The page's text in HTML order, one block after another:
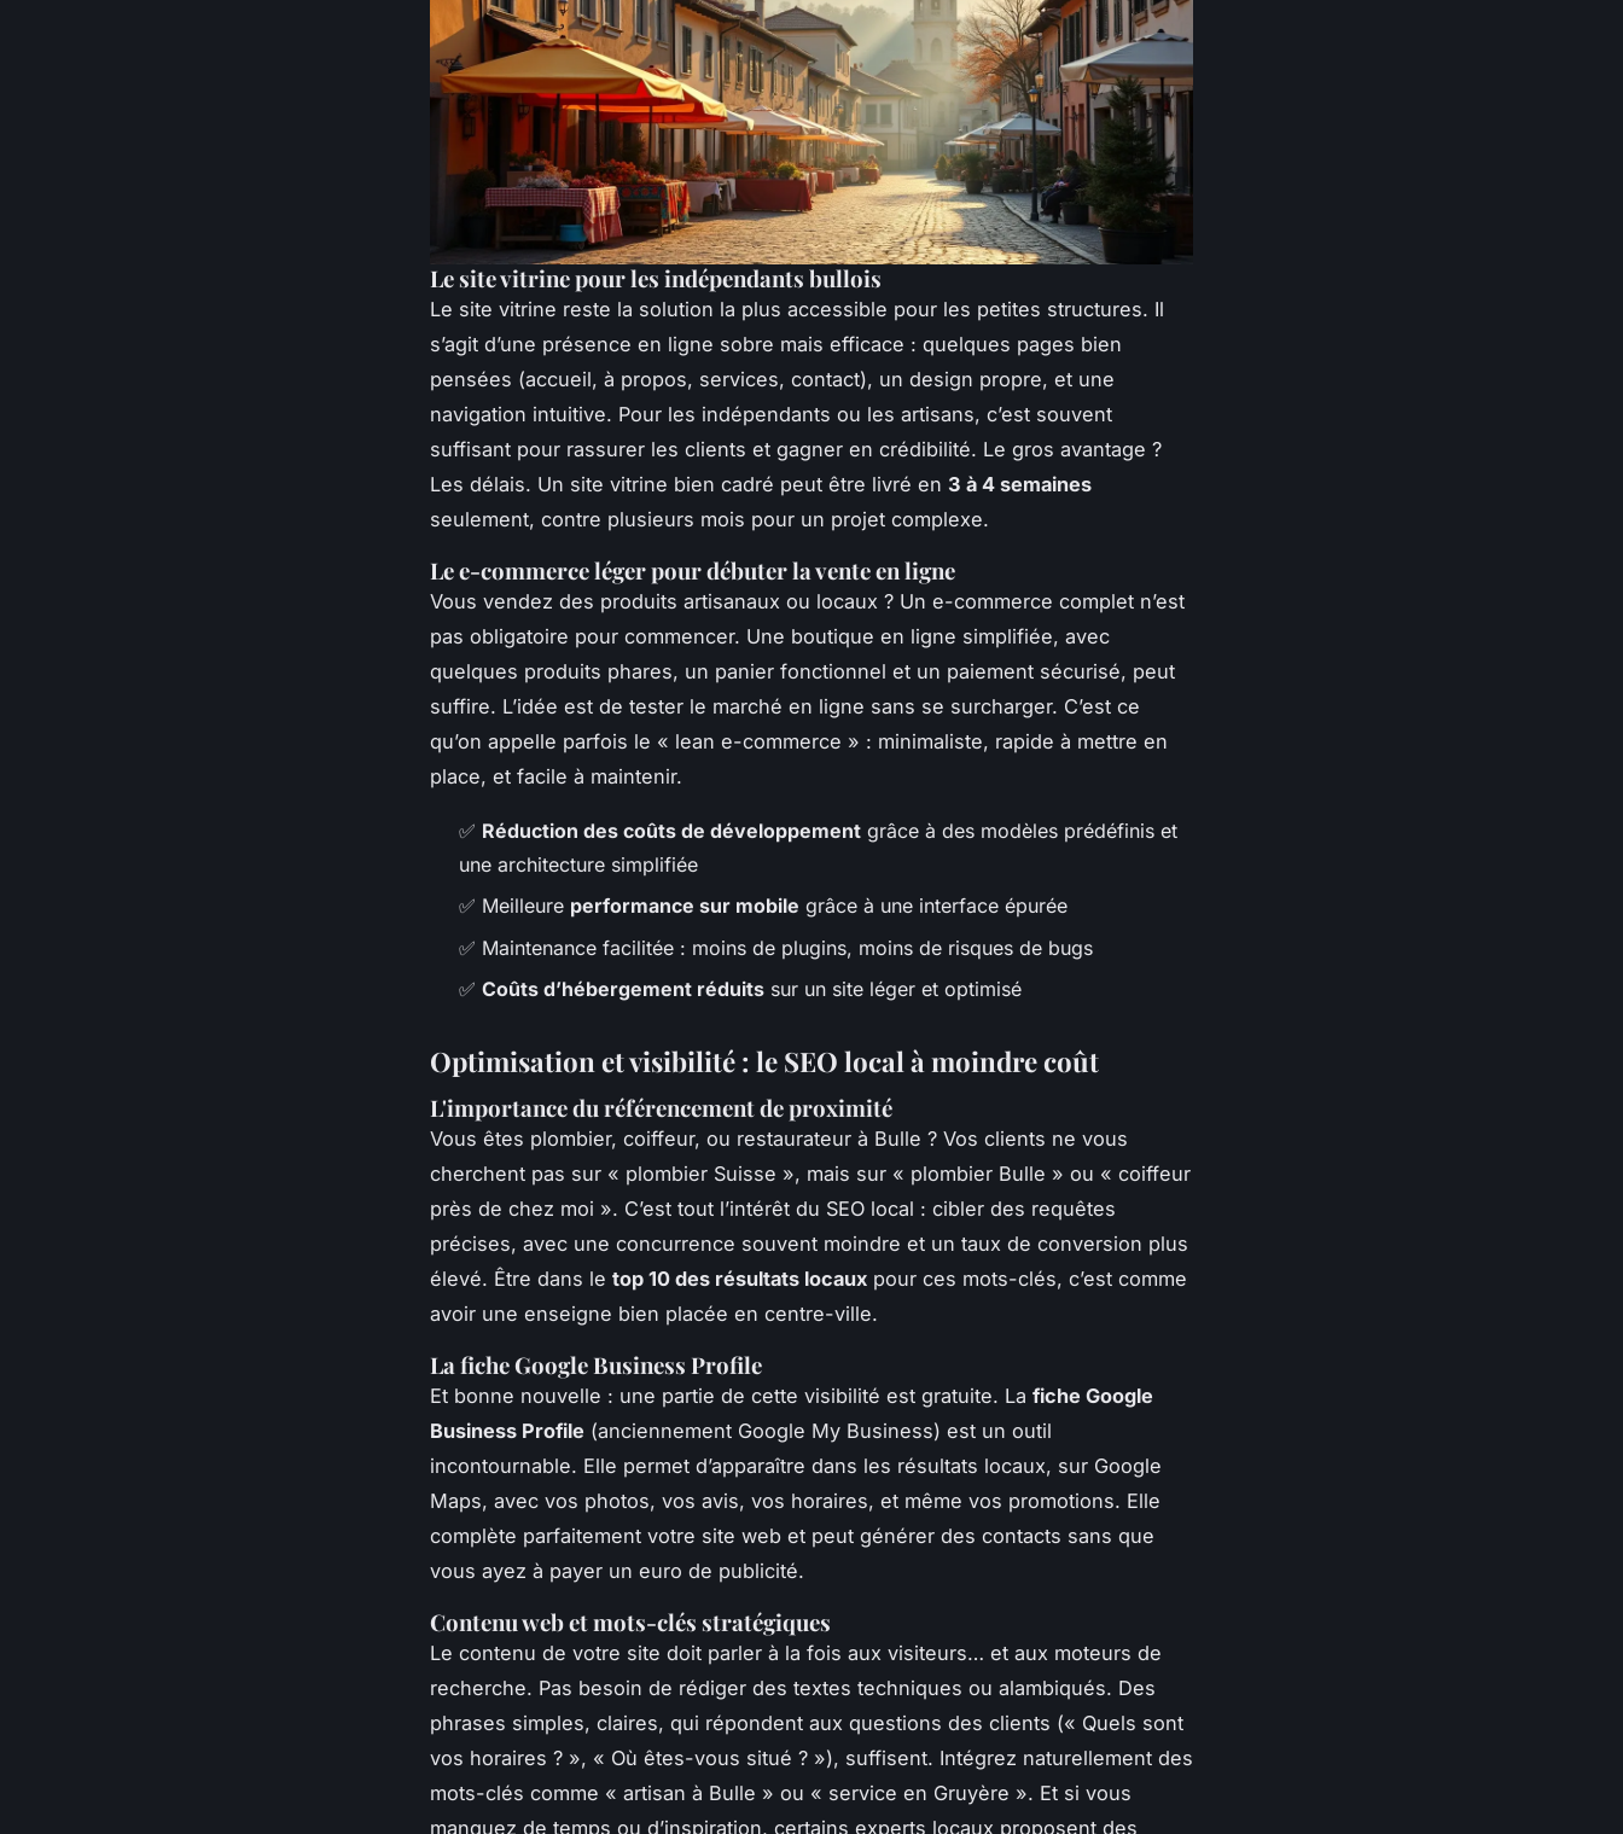
Le site vitrine pour les indépendants bullois
Le site vitrine reste la solution la plus accessible pour les petites structures. Il
s’agit d’une présence en ligne sobre mais efficace : quelques pages bien
pensées (accueil, à propos, services, contact), un design propre, et une
navigation intuitive. Pour les indépendants ou les artisans, c’est souvent
suffisant pour rassurer les clients et gagner en crédibilité. Le gros avantage ?
Les délais. Un site vitrine bien cadré peut être livré en 3 à 4 semaines
seulement, contre plusieurs mois pour un projet complexe.
Le e-commerce léger pour débuter la vente en ligne
Vous vendez des produits artisanaux ou locaux ? Un e-commerce complet n’est
pas obligatoire pour commencer. Une boutique en ligne simplifiée, avec
quelques produits phares, un panier fonctionnel et un paiement sécurisé, peut
suffire. L’idée est de tester le marché en ligne sans se surcharger. C’est ce
qu’on appelle parfois le « lean e-commerce » : minimaliste, rapide à mettre en
place, et facile à maintenir.
✅ Réduction des coûts de développement grâce à des modèles prédéfinis et
une architecture simplifiée
✅ Meilleure performance sur mobile grâce à une interface épurée
✅ Maintenance facilitée : moins de plugins, moins de risques de bugs
✅ Coûts d’hébergement réduits sur un site léger et optimisé
Optimisation et visibilité : le SEO local à moindre coût
L'importance du référencement de proximité
Vous êtes plombier, coiffeur, ou restaurateur à Bulle ? Vos clients ne vous
cherchent pas sur « plombier Suisse », mais sur « plombier Bulle » ou « coiffeur
près de chez moi ». C’est tout l’intérêt du SEO local : cibler des requêtes
précises, avec une concurrence souvent moindre et un taux de conversion plus
élevé. Être dans le top 10 des résultats locaux pour ces mots-clés, c’est comme
avoir une enseigne bien placée en centre-ville.
La fiche Google Business Profile
Et bonne nouvelle : une partie de cette visibilité est gratuite. La fiche Google
Business Profile (anciennement Google My Business) est un outil
incontournable. Elle permet d’apparaître dans les résultats locaux, sur Google
Maps, avec vos photos, vos avis, vos horaires, et même vos promotions. Elle
complète parfaitement votre site web et peut générer des contacts sans que
vous ayez à payer un euro de publicité.
Contenu web et mots-clés stratégiques
Le contenu de votre site doit parler à la fois aux visiteurs… et aux moteurs de
recherche. Pas besoin de rédiger des textes techniques ou alambiqués. Des
phrases simples, claires, qui répondent aux questions des clients (« Quels sont
vos horaires ? », « Où êtes-vous situé ? »), suffisent. Intégrez naturellement des
mots-clés comme « artisan à Bulle » ou « service en Gruyère ». Et si vous
manquez de temps ou d’inspiration, certains experts locaux proposent des